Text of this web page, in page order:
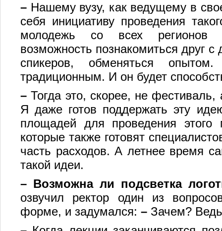
– Нашему вузу, как ведущему в
себя инициативу проведения
молодежь со всех регионов
возможность познакомиться друг
спикеров, обменяться
традиционным. И он будет
–Тогда это, скорее, не
Я даже готов поддержать эту
площадей для проведения
которые также готовят
часть расходов. А летнее время
такой идеи.
– Возможна ли подсветка
озвучил ректор один из
форме, и задумался: – Зачем?